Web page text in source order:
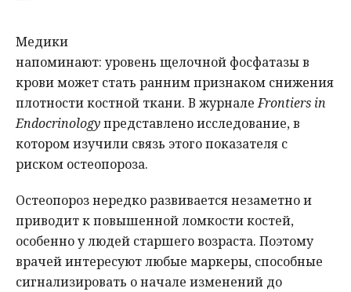
Медики
напоминают: уровень щелочной фосфатазы в
крови может стать ранним признаком снижения
плотности костной ткани. В журналеFrontiers in
Endocrinologyпредставлено исследование, в
котором изучили связь этого показателя с
риском остеопороза.
Остеопороз нередко развивается незаметно и
приводит к повышенной ломкости костей,
особенно у людей старшего возраста. Поэтому
врачей интересуют любые маркеры, способные
сигнализировать о начале изменений до